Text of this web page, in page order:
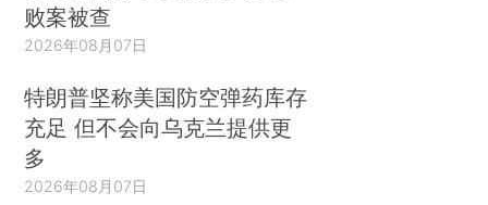
败案被查
2026年08月07日
特朗普坚称美国防空弹药库存
充足 但不会向乌克兰提供更
多
2026年08月07日